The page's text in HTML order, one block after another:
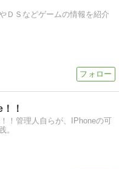
ＤＳなどゲームの情報を紹介
！
！管理人自らが、IPhoneの可
。